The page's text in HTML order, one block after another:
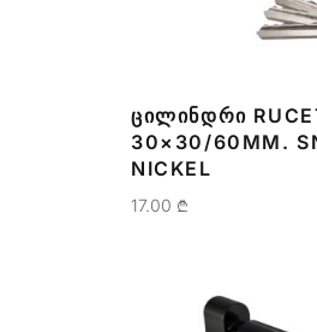
ᲪᲘᲚᲘᲜᲓᲠᲘ
30×30/60MM.
NICKEL
17.00 ₾